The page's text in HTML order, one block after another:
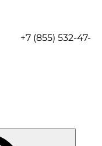
+7 (855) 532-47-